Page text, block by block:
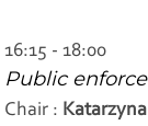
16:15 - 18:00
Public
Chair :